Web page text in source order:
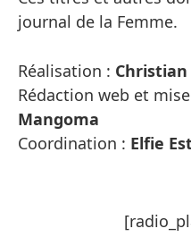
journal de la Femme.
Réalisation :
Rédaction web et
Mangoma
Coordination : Elfie